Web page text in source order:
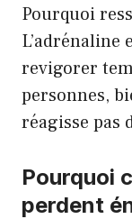
Pourquoi
L’adrénaline
revigorer
personnes,
réagisse pas
Pourquoi
perdent